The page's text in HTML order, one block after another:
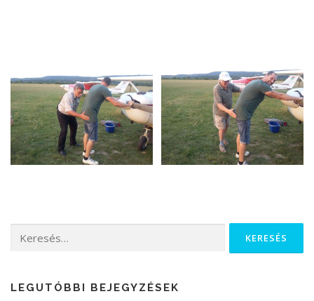
LEGUTÓBBI BEJEGYZÉSEK